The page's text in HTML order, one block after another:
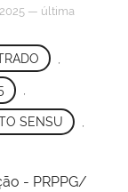
— última
,
SENSU
- PRPPG/